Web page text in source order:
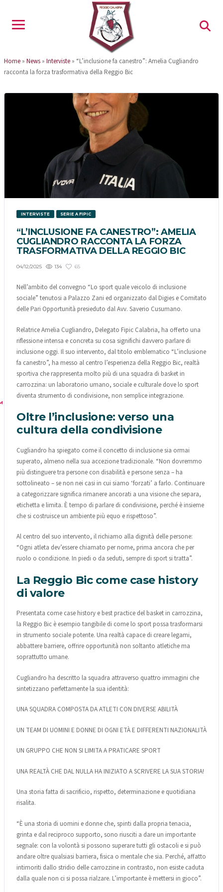
Home » News » Interviste » “L’inclusione fa canestro”: Amelia Cugliandro
racconta la forza trasformativa della Reggio Bic
INTERVISTE SERIE A FIPIC
“L’INCLUSIONE FA CANESTRO”: AMELIA
CUGLIANDRO RACCONTA LA FORZA
TRASFORMATIVA DELLA REGGIO BIC
04/12/2025 134 65
Nell’ambito del convegno “Lo sport quale veicolo di inclusione
sociale” tenutosi a Palazzo Zani ed organizzato dal Digies e Comitato
delle Pari Opportunità presieduto dal Avv. Saverio Cusumano.
Relatrice Amelia Cugliandro, Delegato Fipic Calabria, ha offerto una
riflessione intensa e concreta su cosa significhi davvero parlare di
inclusione oggi. Il suo intervento, dal titolo emblematico “L’inclusione
fa canestro”, ha messo al centro l’esperienza della Reggio Bic, realtà
sportiva che rappresenta molto più di una squadra di basket in
carrozzina: un laboratorio umano, sociale e culturale dove lo sport
diventa strumento di condivisione, non semplice integrazione.
Oltre l’inclusione: verso una
cultura della condivisione
Cugliandro ha spiegato come il concetto di inclusione sia ormai
superato, almeno nella sua accezione tradizionale. “Non dovremmo
più distinguere tra persone con disabilità e persone senza – ha
sottolineato – se non nei casi in cui siamo ‘forzati’ a farlo. Continuare
a categorizzare significa rimanere ancorati a una visione che separa,
etichetta e limita. È tempo di parlare di condivisione, perché è insieme
che si costruisce un ambiente più equo e rispettoso”.
Al centro del suo intervento, il richiamo alla dignità delle persone:
“Ogni atleta dev’essere chiamato per nome, prima ancora che per
ruolo o condizione. In piedi o da seduti, sempre di sport si tratta”.
La Reggio Bic come case history
di valore
Presentata come case history e best practice del basket in carrozzina,
la Reggio Bic è esempio tangibile di come lo sport possa trasformarsi
in strumento sociale potente. Una realtà capace di creare legami,
abbattere barriere, offrire opportunità non soltanto atletiche ma
soprattutto umane.
Cugliandro ha descritto la squadra attraverso quattro immagini che
sintetizzano perfettamente la sua identità:
UNA SQUADRA COMPOSTA DA ATLETI CON DIVERSE ABILITÀ
UN TEAM DI UOMINI E DONNE DI OGNI ETÀ E DIFFERENTI NAZIONALITÀ
UN GRUPPO CHE NON SI LIMITA A PRATICARE SPORT
UNA REALTÀ CHE DAL NULLA HA INIZIATO A SCRIVERE LA SUA STORIA!
Una storia fatta di sacrificio, rispetto, determinazione e quotidiana
risalita.
“È una storia di uomini e donne che, spinti dalla propria tenacia,
grinta e dal reciproco supporto, sono riusciti a dare un importante
segnale: con la volontà si possono superare tutti gli ostacoli e si può
andare oltre qualsiasi barriera, fisica o mentale che sia. Perché, affatto
intimoriti dallo stridio delle carrozzine in contrasto, non esiste caduta
dalla quale non ci si possa rialzare. L’importante è mettersi in gioco”.